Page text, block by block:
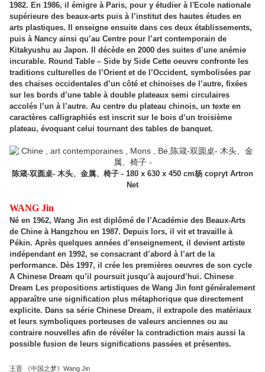
1982. En 1986, il émigre à Paris, pour y étudier à l'Ecole nationale
supérieure des beaux-arts puis à l’institut des hautes études en
arts plastiques. Il enseigne ensuite dans ces deux établissements,
puis à Nancy ainsi qu’au Centre pour l’art contemporain de
Kitakyushu au Japon. Il décède en 2000 des suites d’une anémie
incurable. Round Table – Side by Side Cette oeuvre confronte les
traditions culturelles de l’Orient et de l’Occident, symbolisées par
des chaises occidentales d’un côté et chinoises de l’autre, fixées
sur les bords d’une table à double plateaux semi circulaires
accolés l’un à l’autre. Au centre du plateau chinois, un texte en
caractères calligraphiés est inscrit sur le bois d’un troisième
plateau, évoquant celui tournant des tables de banquet.
陈箴-双圆桌- 木头、金属、椅子 - 180 x 630 x 450 cm杨 copryt Artron
Net
WANG Jin
Né en 1962, Wang Jin est diplômé de l’Académie des Beaux-Arts
de Chine à Hangzhou en 1987. Depuis lors, il vit et travaille à
Pékin. Après quelques années d’enseignement, il devient artiste
indépendant en 1992, se consacrant d’abord à l’art de la
performance. Dès 1997, il crée les premières oeuvres de son cycle
A Chinese Dream qu’il poursuit jusqu’à aujourd’hui. Chinese
Dream Les propositions artistiques de Wang Jin font généralement
apparaître une signification plus métaphorique que directement
explicite. Dans sa série Chinese Dream, il extrapole des matériaux
et leurs symboliques porteuses de valeurs anciennes ou au
contraire nouvelles afin de révéler la contradiction mais aussi la
possible fusion de leurs significations passées et présentes.
王晋 《中国之梦》Wang Jin